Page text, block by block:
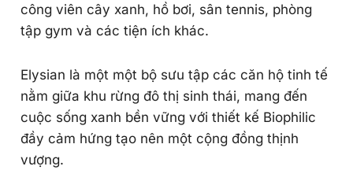
công viên cây xanh, hồ bơi, sân tennis, phòng
tập gym và các tiện ích khác.
Elysian là một một bộ sưu tập các căn hộ tinh tế
nằm giữa khu rừng đô thị sinh thái, mang đến
cuộc sống xanh bền vững với thiết kế Biophilic
đầy cảm hứng tạo nên một cộng đồng thịnh
vượng.